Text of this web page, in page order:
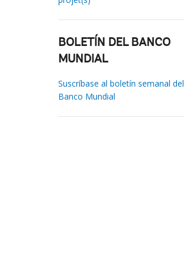
BOLETÍN DEL BANCO
MUNDIAL
Suscríbase al boletín semanal del
Banco Mundial